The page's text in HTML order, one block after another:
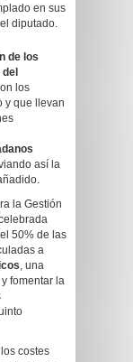
en sus
diputado.
de los
los
y que llevan
así la
la Gestión
50% de las
a
, una
fomentar la
costes